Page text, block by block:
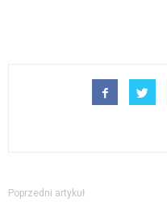
Poprzedni artykuł